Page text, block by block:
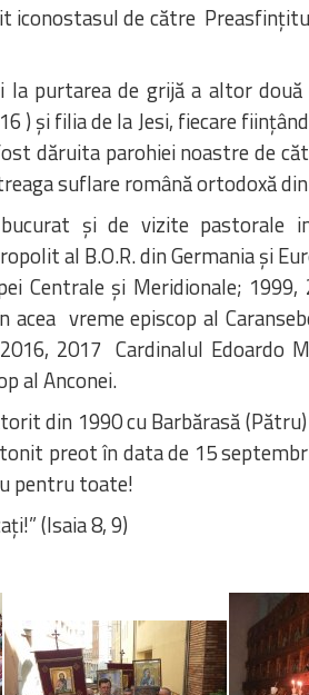
de către
la purtarea de grijă a altor
) şi filia de la Jesi, fiecare
dăruita parohiei noastre de
suflare română ortodoxă
şi de vizite pastorale
al B.O.R. din Germania şi
Centrale şi Meridionale;
vreme episcop al
2017 Cardinalul Edoardo
al Anconei.
din 1990 cu Barbărasă
preot în data de 15
pentru toate!
(Isaia 8, 9)